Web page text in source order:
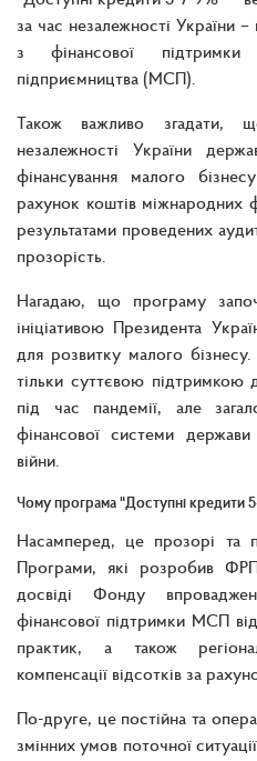
за час незалежності України
з фінансової
підприємництва (МСП).
Також важливо згадати,
незалежності України
фінансування малого
рахунок коштів міжнародних
результатами проведених
прозорість.
Нагадаю, що програму
ініціативою Президента
для розвитку малого
тільки суттєвою підтримкою
під час пандемії, але
фінансової системи
війни.
Чому програма "Доступні кредити
Насамперед, це прозорі та
Програми, які розробив
досвіді Фонду
фінансової підтримки МСП
практик, а також
компенсації відсотків за
По-друге, це постійна та
змінних умов поточної